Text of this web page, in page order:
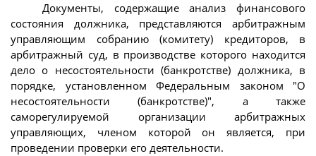
Документы, содержащие анализ финансового
состояния должника, представляются арбитражным
управляющим собранию (комитету) кредиторов, в
арбитражный суд, в производстве которого находится
дело о несостоятельности (банкротстве) должника, в
порядке, установленном Федеральным законом "О
несостоятельности (банкротстве)", а также
саморегулируемой организации арбитражных
управляющих, членом которой он является, при
проведении проверки его деятельности.